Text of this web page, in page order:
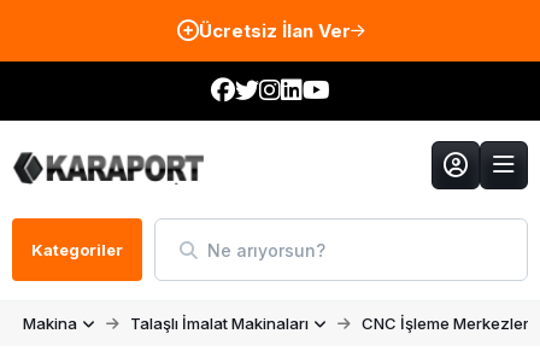
Ücretsiz İlan Ver
Kategoriler Ne arıyorsun?
Makina Talaşlı İmalat Makinaları CNC İşleme Merkezleri